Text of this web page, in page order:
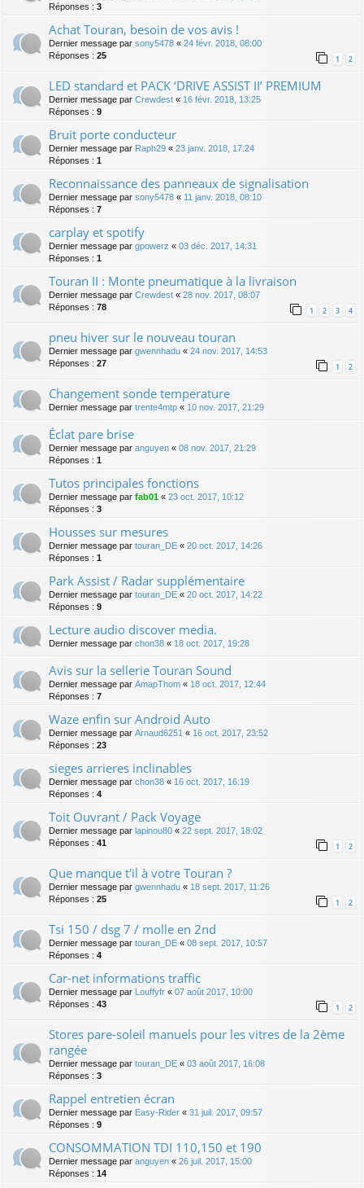
Réponses : 3
Achat Touran, besoin de vos avis !
Dernier message par sony5478 « 24 févr. 2018, 08:00
Réponses : 25 1 2
LED standard et PACK ‘DRIVE ASSIST II’ PREMIUM
Dernier message par Crewdest « 16 févr. 2018, 13:25
Réponses : 9
Bruit porte conducteur
Dernier message par Raph29 « 23 janv. 2018, 17:24
Réponses : 1
Reconnaissance des panneaux de signalisation
Dernier message par sony5478 « 11 janv. 2018, 08:10
Réponses : 7
carplay et spotify
Dernier message par gpowerz « 03 déc. 2017, 14:31
Réponses : 1
Touran II : Monte pneumatique à la livraison
Dernier message par Crewdest « 28 nov. 2017, 08:07
Réponses : 78 1 2 3 4
pneu hiver sur le nouveau touran
Dernier message par gwennhadu « 24 nov. 2017, 14:53
Réponses : 27 1 2
Changement sonde temperature
Dernier message par trente4mtp « 10 nov. 2017, 21:29
Éclat pare brise
Dernier message par anguyen « 08 nov. 2017, 21:29
Réponses : 1
Tutos principales fonctions
Dernier message par fab01 « 23 oct. 2017, 10:12
Réponses : 3
Housses sur mesures
Dernier message par touran_DE « 20 oct. 2017, 14:26
Réponses : 1
Park Assist / Radar supplémentaire
Dernier message par touran_DE « 20 oct. 2017, 14:22
Réponses : 9
Lecture audio discover media.
Dernier message par chon38 « 18 oct. 2017, 19:28
Avis sur la sellerie Touran Sound
Dernier message par AmapThom « 18 oct. 2017, 12:44
Réponses : 7
Waze enfin sur Android Auto
Dernier message par Arnaud6251 « 16 oct. 2017, 23:52
Réponses : 23
sieges arrieres inclinables
Dernier message par chon38 « 16 oct. 2017, 16:19
Réponses : 4
Toit Ouvrant / Pack Voyage
Dernier message par lapinou80 « 22 sept. 2017, 18:02
Réponses : 41 1 2
Que manque t'il à votre Touran ?
Dernier message par gwennhadu « 18 sept. 2017, 11:26
Réponses : 25 1 2
Tsi 150 / dsg 7 / molle en 2nd
Dernier message par touran_DE « 08 sept. 2017, 10:57
Réponses : 4
Car-net informations traffic
Dernier message par Louffyfr « 07 août 2017, 10:00
Réponses : 43 1 2
Stores pare-soleil manuels pour les vitres de la 2ème
rangée
Dernier message par touran_DE « 03 août 2017, 16:08
Réponses : 3
Rappel entretien écran
Dernier message par Easy-Rider « 31 juil. 2017, 09:57
Réponses : 9
CONSOMMATION TDI 110,150 et 190
Dernier message par anguyen « 26 juil. 2017, 15:00
Réponses : 14